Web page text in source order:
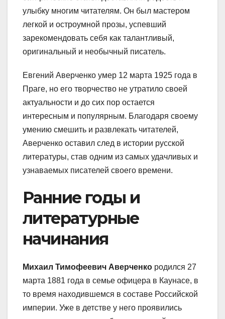
улыбку многим читателям. Он был мастером
легкой и остроумной прозы, успевший
зарекомендовать себя как талантливый,
оригинальный и необычный писатель.
Евгений Аверченко умер 12 марта 1925 года в
Праге, но его творчество не утратило своей
актуальности и до сих пор остается
интересным и популярным. Благодаря своему
умению смешить и развлекать читателей,
Аверченко оставил след в истории русской
литературы, став одним из самых удачливых и
узнаваемых писателей своего времени.
Ранние годы и
литературные
начинания
Михаил Тимофеевич Аверченко родился 27
марта 1881 года в семье офицера в Каунасе, в
то время находившемся в составе Российской
империи. Уже в детстве у него проявились